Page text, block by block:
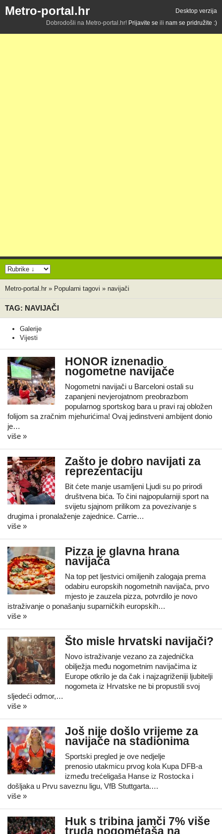
Metro-portal.hr
Desktop verzija
Dobrodošli na Metro-portal.hr! Prijavite se ili nam se pridružite :)
Metro-portal.hr » Popularni tagovi » navijači
TAG: NAVIJAČI
Galerije
Vijesti
HONOR iznenadio
nogometne navijače
Nogometni navijači u Barceloni ostali su
zapanjeni nevjerojatnom preobrazbom
popularnog sportskog bara u pravi raj obložen
folijom sa zračnim mjehurićima! Ovaj jedinstveni ambijent donio
je…
više »
Zašto je dobro navijati za
reprezentaciju
Bit ćete manje usamljeni Ljudi su po prirodi
društvena bića. To čini najpopularniji sport na
svijetu sjajnom prilikom za povezivanje s
drugima i pronalaženje zajednice. Carrie…
više »
Pizza je glavna hrana
navijača
Na top pet ljestvici omiljenih zalogaja prema
odabiru europskih nogometnih navijača, prvo
mjesto je zauzela pizza, potvrdilo je novo
istraživanje o ponašanju suparničkih europskih…
više »
Što misle hrvatski navijači?
Novo istraživanje vezano za zajednička
obilježja među nogometnim navijačima iz
Europe otkrilo je da čak i najzagriženiji ljubitelji
nogometa iz Hrvatske ne bi propustili svoj
sljedeći odmor,…
više »
Još nije došlo vrijeme za
navijače na stadionima
Sportski pregled je ove nedjelje
prenosio utakmicu prvog kola Kupa DFB-a
između trećeligaša Hanse iz Rostocka i
došljaka u Prvu saveznu ligu, VfB Stuttgarta.…
više »
Huk s tribina jamči 7% više
truda nogometaša na